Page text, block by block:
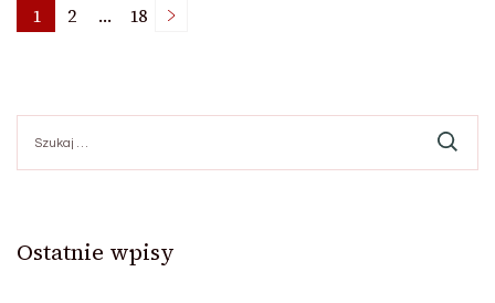
Nawigacja
po
wpisach
Page
1 Page
2 … Page
18
Ostatnie wpisy